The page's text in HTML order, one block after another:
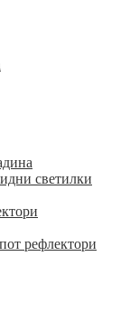
светилки
рефлектори